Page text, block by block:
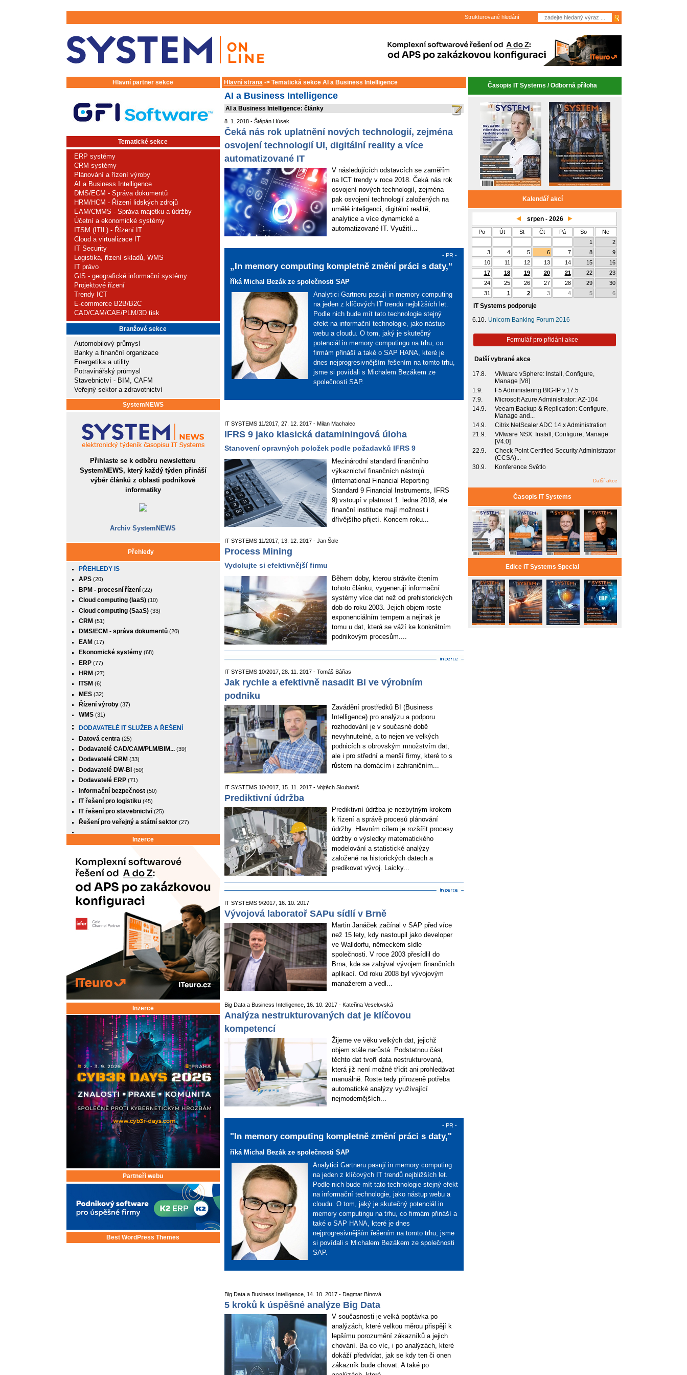
Strukturované hledání
Hlavní partner sekce
Tematické sekce
ERP systémy
CRM systémy
Plánování a řízení výroby
AI a Business Intelligence
DMS/ECM - Správa dokumentů
HRM/HCM - Řízení lidských zdrojů
EAM/CMMS - Správa majetku a údržby
Účetní a ekonomické systémy
ITSM (ITIL) - Řízení IT
Cloud a virtualizace IT
IT Security
Logistika, řízení skladů, WMS
IT právo
GIS - geografické informační systémy
Projektové řízení
Trendy ICT
E-commerce B2B/B2C
CAD/CAM/CAE/PLM/3D tisk
Branžové sekce
Automobilový průmysl
Banky a finanční organizace
Energetika a utility
Potravinářský průmysl
Stavebnictví - BIM, CAFM
Veřejný sektor a zdravotnictví
SystemNEWS
Přihlaste se k odběru newsletteru
SystemNEWS, který každý týden přináší
výběr článků z oblasti podnikové
informatiky
Archiv SystemNEWS
Přehledy
PŘEHLEDY IS
APS(20)
BPM - procesní řízení(22)
Cloud computing (IaaS)(10)
Cloud computing (SaaS)(33)
CRM (51)
DMS/ECM - správa dokumentů(20)
EAM (17)
Ekonomické systémy(68)
ERP(77)
HRM (27)
ITSM (6)
MES(32)
Řízení výroby(37)
WMS(31)
DODAVATELÉ IT SLUŽEB A ŘEŠENÍ
Datová centra (25)
Dodavatelé CAD/CAM/PLM/BIM...(39)
Dodavatelé CRM (33)
Dodavatelé DW-BI (50)
Dodavatelé ERP(71)
Informační bezpečnost(50)
IT řešení pro logistiku(45)
IT řešení pro stavebnictví(25)
Řešení pro veřejný a státní sektor(27)
Inzerce
Inzerce
Partneři webu
Best WordPress Themes
Hlavní strana-> Tematická sekce AI a Business Intelligence
AI a Business Intelligence
AI a Business Intelligence: články
8. 1. 2018 - Štěpán Húsek
Čeká nás rok uplatnění nových technologií, zejména
osvojení technologií UI, digitální reality a více
automatizované IT
V následujících odstavcích se zaměřím
na ICT trendy v roce 2018. Čeká nás rok
osvojení nových technologií, zejména
pak osvojení technologií založených na
umělé inteligenci, digitální realitě,
analytice a více dynamické a
automatizované IT. Využití...
- PR -
„In memory computing kompletně změní práci s daty,“
říká Michal Bezák ze společnosti SAP
Analytici Gartneru pasují in memory computing
na jeden z klíčových IT trendů nejbližších let.
Podle nich bude mít tato technologie stejný
efekt na informační technologie, jako nástup
webu a cloudu. O tom, jaký je skutečný
potenciál in memory computingu na trhu, co
firmám přináší a také o SAP HANA, které je
dnes nejprogresivnějším řešením na tomto trhu,
jsme si povídali s Michalem Bezákem ze
společnosti SAP.
IT SYSTEMS 11/2017, 27. 12. 2017 - Milan Machalec
IFRS 9 jako klasická dataminingová úloha
Stanovení opravných položek podle požadavků IFRS 9
Mezinárodní standard finančního
výkaznictví finančních nástrojů
(International Financial Reporting
Standard 9 Financial Instruments, IFRS
9) vstoupí v platnost 1. ledna 2018, ale
finanční instituce mají možnost i
dřívějšího přijetí. Koncem roku...
IT SYSTEMS 11/2017, 13. 12. 2017 - Jan Šolc
Process Mining
Vydolujte si efektivnější firmu
Během doby, kterou strávíte čtením
tohoto článku, vygenerují informační
systémy více dat než od prehistorických
dob do roku 2003. Jejich objem roste
exponenciálním tempem a nejinak je
tomu u dat, která se váží ke konkrétním
podnikovým procesům....
IT SYSTEMS 10/2017, 28. 11. 2017 - Tomáš Báňas
Jak rychle a efektivně nasadit BI ve výrobním
podniku
Zavádění prostředků BI (Business
Intelligence) pro analýzu a podporu
rozhodování je v současné době
nevyhnutelné, a to nejen ve velkých
podnicích s obrovským množstvím dat,
ale i pro střední a menší firmy, které to s
růstem na domácím i zahraničním...
IT SYSTEMS 10/2017, 15. 11. 2017 - Vojtěch Skubanič
Prediktivní údržba
Prediktivní údržba je nezbytným krokem
k řízení a správě procesů plánování
údržby. Hlavním cílem je rozšířit procesy
údržby o výsledky matematického
modelování a statistické analýzy
založené na historických datech a
predikovat vývoj. Laicky...
IT SYSTEMS 9/2017, 16. 10. 2017
Vývojová laboratoř SAPu sídlí v Brně
Martin Janáček začínal v SAP před více
než 15 lety, kdy nastoupil jako developer
ve Walldorfu, německém sídle
společnosti. V roce 2003 přesídlil do
Brna, kde se zabýval vývojem finančních
aplikací. Od roku 2008 byl vývojovým
manažerem a vedl...
Big Data a Business Intelligence, 16. 10. 2017 - Kateřina Veselovská
Analýza nestrukturovaných dat je klíčovou
kompetencí
Žijeme ve věku velkých dat, jejichž
objem stále narůstá. Podstatnou část
těchto dat tvoří data nestrukturovaná,
která již není možné třídit ani prohledávat
manuálně. Roste tedy přirozeně potřeba
automatické analýzy využívající
nejmodernějších...
- PR -
"In memory computing kompletně změní práci s daty,"
říká Michal Bezák ze společnosti SAP
Analytici Gartneru pasují in memory computing
na jeden z klíčových IT trendů nejbližších let.
Podle nich bude mít tato technologie stejný efekt
na informační technologie, jako nástup webu a
cloudu. O tom, jaký je skutečný potenciál in
memory computingu na trhu, co firmám přináší a
také o SAP HANA, které je dnes
nejprogresivnějším řešením na tomto trhu, jsme
si povídali s Michalem Bezákem ze společnosti
SAP.
Big Data a Business Intelligence, 14. 10. 2017 - Dagmar Bínová
5 kroků k úspěšné analýze Big Data
V současnosti je velká poptávka po
analýzách, které velkou měrou přispějí k
lepšímu porozumění zákazníků a jejich
chování. Ba co víc, i po analýzách, které
dokáží předvídat, jak se kdy ten či onen
zákazník bude chovat. A také po
Časopis IT Systems / Odborná příloha
Kalendář akcí
srpen - 2026
Po Út St Čt Pá So
Ne
1
2
3
4 5 6 7 8
9
10
11 12 13 14 15
16
17
18 19 20 21 22
23
24
25 26 27 28 29
30
31
1 2 3 4 5 6
IT Systems podporuje
6.10. Unicorn Banking Forum 2016
Formulář pro přidání akce
Další vybrané akce
17.8.
VMware vSphere: Install, Configure,
Manage [V8]
1.9.
F5 Administering BIG-IP v.17.5
7.9.
Microsoft Azure Administrator: AZ-104
14.9.
Veeam Backup & Replication: Configure,
Manage and...
14.9.
Citrix NetScaler ADC 14.x Administration
21.9.
VMware NSX: Install, Configure, Manage
[V4.0]
22.9.
Check Point Certified Security Administrator
(CCSA)...
30.9.
Konference Světlo
Další akce
Časopis IT Systems
Edice IT Systems Special